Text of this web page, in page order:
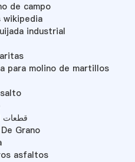
de campo
wikipedia
industrial
para molino de martillos
قطعات
Grano
asfaltos